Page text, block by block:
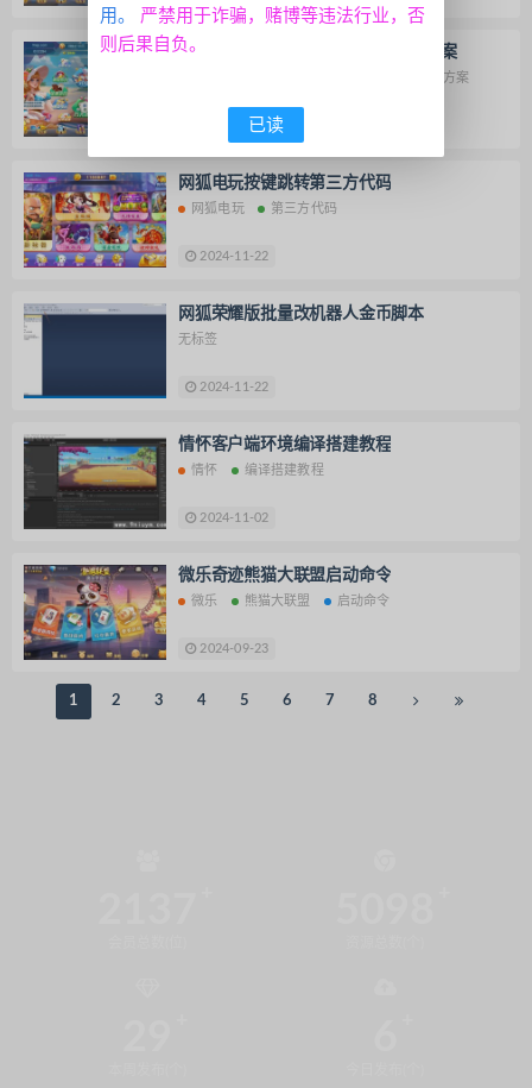
乐博互娱安卓端APK报毒问题解决方案
报毒问题解决方案
2024-12-28
网狐电玩按键跳转第三方代码
网狐电玩 第三方代码
2024-11-22
网狐荣耀版批量改机器人金币脚本
无标签
2024-11-22
情怀客户端环境编译搭建教程
情怀 编译搭建教程
2024-11-02
微乐奇迹熊猫大联盟启动命令
微乐 熊猫大联盟 启动命令
2024-09-23
1 2 3 4 5 6 7 8
用。
严禁用于诈骗，赌博等违法行业，否
则后果自负。
已读